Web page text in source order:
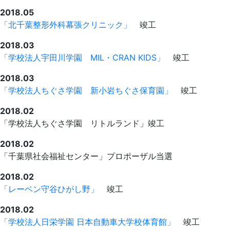
2018.05
「北千葉整形外科幕張クリニック」
竣工
2018.03
「学校法人宇田川学園 MIL・CRAN KIDS」
竣工
2018.03
「学校法人ちぐさ学園 新小岩ちぐさ保育園」
竣工
2018.02
「学校法人ちぐさ学園 リトルランド」竣工
2018.02
「千葉県社会福祉センター」プロポーザル当選
2018.02
「レーベン守谷ひがし野」
竣工
2018.02
「学校法人日栄学園 日本自動車大学校体育館」
竣工